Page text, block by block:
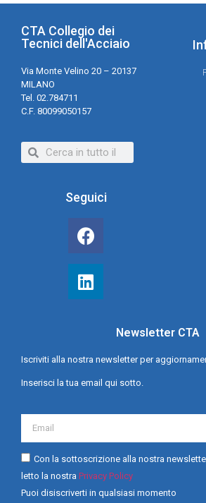
CTA Collegio dei
Tecnici dell'Acciaio
Via Monte Velino 20 – 20137
MILANO
Tel. 02.784711
C.F. 80099050157
Seguici
Newsletter CTA
Iscriviti alla nostra newsletter per
Inserisci la tua email qui sotto.
Con la sottoscrizione alla nostra
letto la nostra Privacy Policy
Puoi disiscriverti in qualsiasi momento